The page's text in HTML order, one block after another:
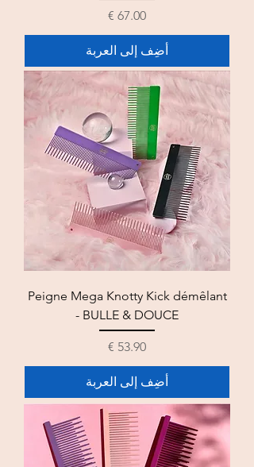
السعر
أضِف إلى العربة
Peigne Mega Knotty Kick démêlant
- BULLE & DOUCE
السعر
أضِف إلى العربة